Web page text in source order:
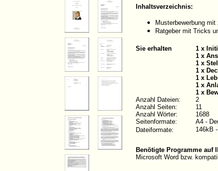
Inhaltsverzeichnis:
Musterbewerbung
Ratgeber mit Tricks
Sie erhalten
1 x
1 x
1 x
1 x
1 x
1 x
1 x
Anzahl Dateien:
2
Anzahl Seiten:
11
Anzahl Wörter:
1688
Seitenformate:
A4 -
Dateiformate:
146kB
Benötigte Programme auf
Microsoft Word bzw.